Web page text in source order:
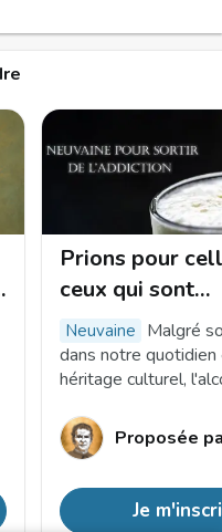
des Bernardins
Prions pour
ceux qui sont
prisonniers de
neuvaine Malgré
dans notre
héritage culturel,
responsable de
000 morts par an. Et
Proposée
Je